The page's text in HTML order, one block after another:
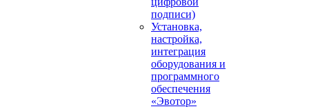
подписи)
Установка,
настройка,
интеграция
оборудования и
программного
обеспечения
«Эвотор»